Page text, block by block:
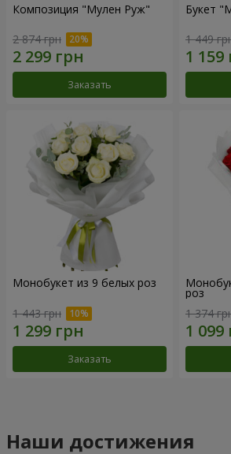
Композиция "Мулен Руж"
2 874 грн
Заказать
Букет
1 449
Монобукет из 9 белых роз
1 443 грн
Заказать
роз
1 374
Наши достижения